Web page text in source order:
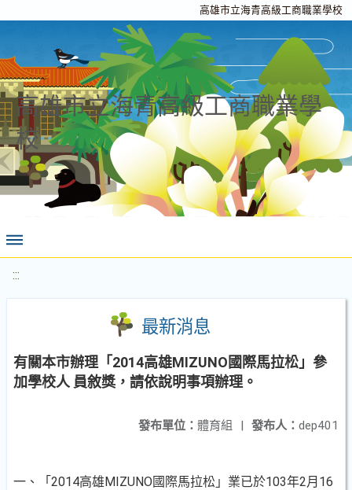
高雄市立海青高級工商職業學校
高雄市立海青高級工商職業學
校
:::
最新消息
有關本市辦理「2014高雄MIZUNO國際馬拉松」參
加學校人 員敘獎，請依說明事項辦理。
發布人： dep401
發布單位： 體育組 |
一、「2014高雄MIZUNO國際馬拉松」業已於103年2月16